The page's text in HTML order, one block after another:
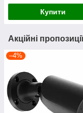
Купити
Акційні
–4%